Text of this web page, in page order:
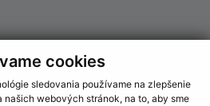
cookies
sledovania používame na zlepšenie
webových stránok, na to, aby sme